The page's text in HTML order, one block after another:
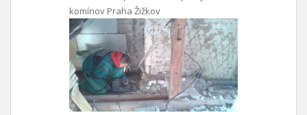
komínov Praha Žižkov